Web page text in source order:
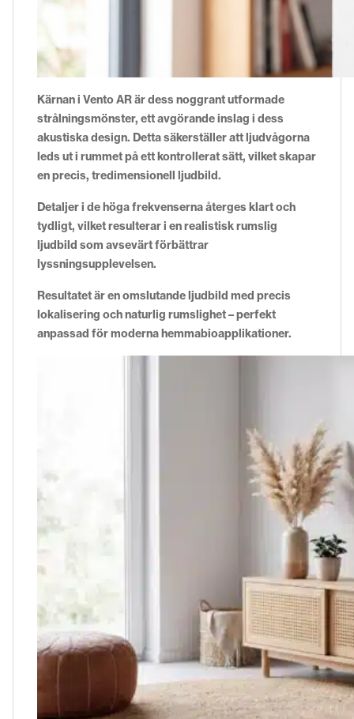
Kärnan i Vento AR är dess noggrant utformade
strålningsmönster, ett avgörande inslag i dess
akustiska design. Detta säkerställer att ljudvågorna
leds ut i rummet på ett kontrollerat sätt, vilket skapar
en precis, tredimensionell ljudbild.
Detaljer i de höga frekvenserna återges klart och
tydligt, vilket resulterar i en realistisk rumslig
ljudbild som avsevärt förbättrar
lyssningsupplevelsen.
Resultatet är en omslutande ljudbild med precis
lokalisering och naturlig rumslighet – perfekt
anpassad för moderna hemmabioapplikationer.